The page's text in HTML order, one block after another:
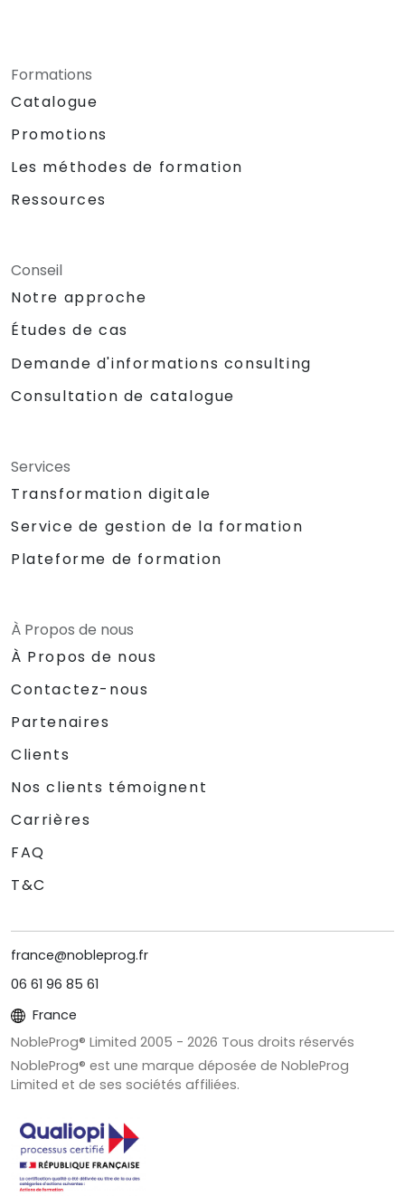
Formations
Catalogue
Promotions
Les méthodes de formation
Ressources
Conseil
Notre approche
Études de cas
Demande d'informations consulting
Consultation de catalogue
Services
Transformation digitale
Service de gestion de la formation
Plateforme de formation
À Propos de nous
À Propos de nous
Contactez-nous
Partenaires
Clients
Nos clients témoignent
Carrières
FAQ
T&C
france@nobleprog.fr
06 61 96 85 61
France
NobleProg® Limited 2005 - 2026 Tous droits réservés
NobleProg® est une marque déposée de NobleProg
Limited et de ses sociétés affiliées.